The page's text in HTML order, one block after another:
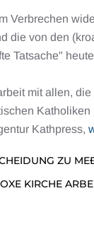
die von den
Tatsache"
mit allen,
Kathpress,
ZU
KIRCHE